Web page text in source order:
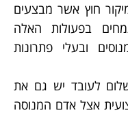
חוץ אשר מבצעים
בפעולות האלה
ובעלי פתרונות
לעובד יש גם את
אצל אדם המנוסה